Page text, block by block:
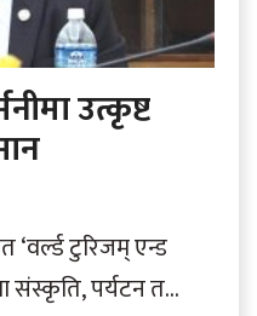
उत्कृष्ट
‘वर्ल्ड टुरिजम् एन्ड
संस्कृति, पर्यटन तथा